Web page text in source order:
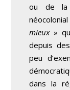
ou de la
mieux»
depuis
peu
dans la